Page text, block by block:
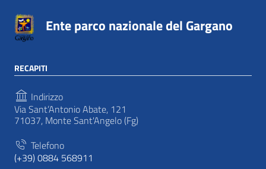
Ente parco nazionale del Gargano
RECAPITI
Indirizzo
Via Sant’Antonio Abate, 121
71037, Monte Sant'Angelo (Fg)
Telefono
(+39) 0884 568911